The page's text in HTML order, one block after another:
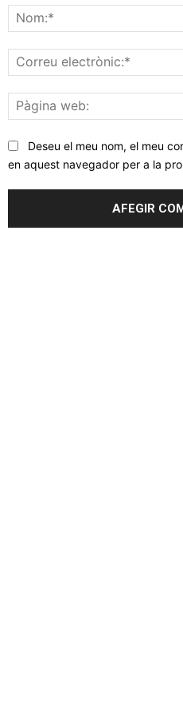
Deseu el meu nom, el meu
en aquest navegador per a la